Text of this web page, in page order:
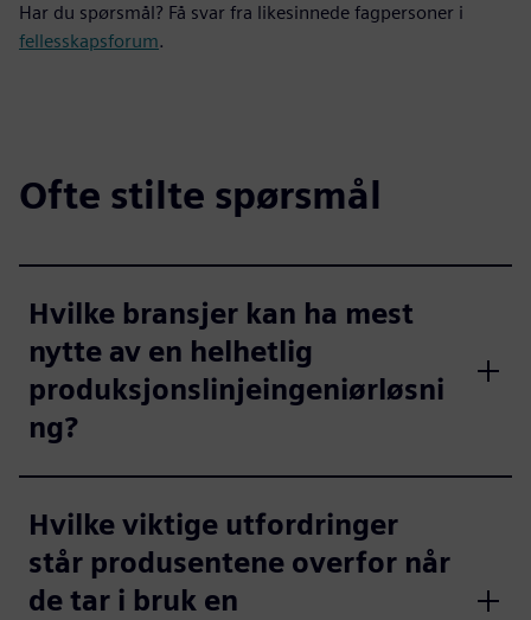
Har du spørsmål? Få svar fra likesinnede fagpersoner i
fellesskapsforum.
Ofte stilte spørsmål
Hvilke bransjer kan ha mest
nytte av en helhetlig
produksjonslinjeingeniørløsni
ng?
Hvilke viktige utfordringer
står produsentene overfor når
de tar i bruk en